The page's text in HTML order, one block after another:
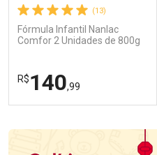
(13)
Fórmula Infantil Nanlac
Comfor 2 Unidades de 800g
R$140,99